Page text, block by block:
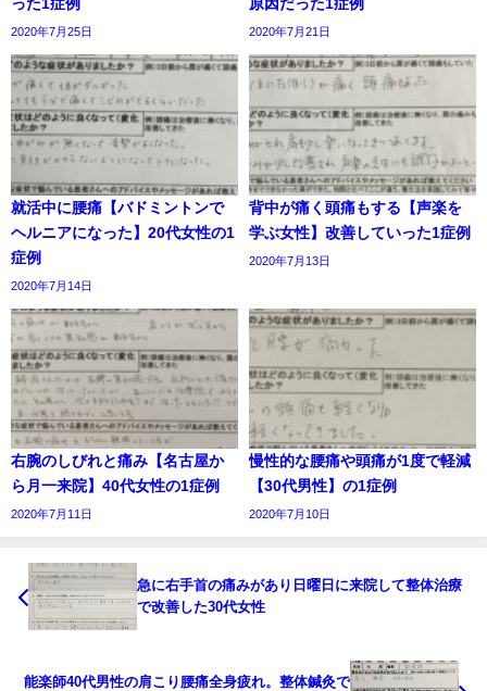
った1症例
2020年7月25日
原因だった1症例
2020年7月21日
就活中に腰痛【バドミントンで
ヘルニアになった】20代女性の1
症例
2020年7月14日
背中が痛く頭痛もする【声楽を
学ぶ女性】改善していった1症例
2020年7月13日
右腕のしびれと痛み【名古屋か
ら月一来院】40代女性の1症例
2020年7月11日
慢性的な腰痛や頭痛が1度で軽減
【30代男性】の1症例
2020年7月10日
急に右手首の痛みがあり日曜日に来院して整体治療
で改善した30代女性
能楽師40代男性の肩こり腰痛全身疲れ。整体鍼灸で